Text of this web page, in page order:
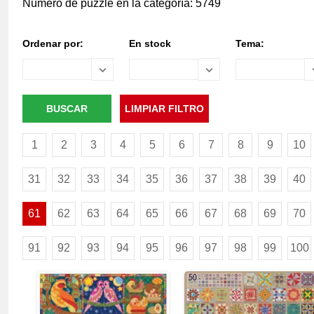
Número de puzzle en la categoría: 5749
Ordenar por: En stock Tema:
1 2 3 4 5 6 7 8 9 10
31 32 33 34 35 36 37 38 39 40
61 62 63 64 65 66 67 68 69 70
91 92 93 94 95 96 97 98 99 100